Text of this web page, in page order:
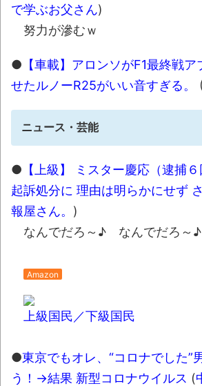
で学ぶお父さん)
努力が滲むｗ
● 【車載】アロンソがF1最終戦
せたルノーR25がいい音すぎる。
(
ニュース・芸能
● 【上級】 ミスター慶応（逮捕
起訴処分に 理由は明らかにせず
報屋さん。 )
なんでだろ～♪ なんでだろ～♪
Amazon
上級国民／下級国民
●東京でもオレ、“コロナでした”
う！→結果 新型コロナウイルス (